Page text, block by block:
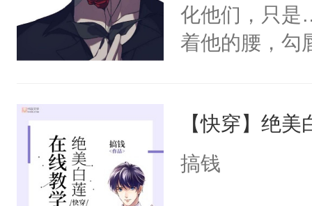
化他们，只是
着他的腰，勾
来，给老公
用力——为你
【快穿】绝
搞钱